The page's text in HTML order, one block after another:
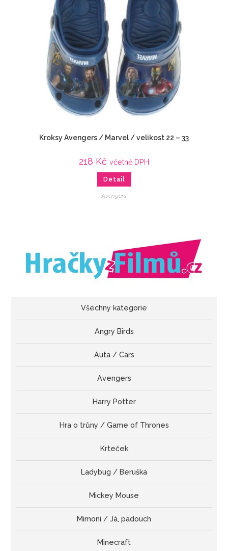
Kroksy Avengers / Marvel / velikost 22 – 33
218 Kč včetně DPH
Detail
Avengers
Všechny kategorie
Angry Birds
Auta / Cars
Avengers
Harry Potter
Hra o trůny / Game of Thrones
Krteček
Ladybug / Beruška
Mickey Mouse
Mimoni / Já, padouch
Minecraft